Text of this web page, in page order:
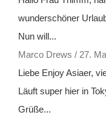
wunderschöner
Nun will...
Marco Drews / 27.
Liebe Enjoy Asiaer,
Läuft super hier in
Grüße...